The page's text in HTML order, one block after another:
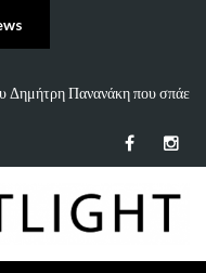
Δημιουργικό Καλοκαίρι